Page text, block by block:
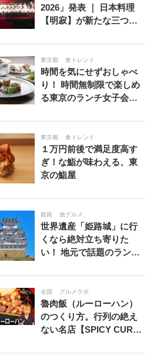
2026」発表 ｜ 日本料理
【明寂】が新たな三つ…
東京都 食トレンド
時間を気にせずおしゃべ
り！ 時間無制限で楽しめ
る東京のランチ女子会…
東京都 食トレンド
１万円前後で満足度高す
ぎ！な鮨が味わえる、東
京の鮨屋
姫路 旅グルメ
世界遺産「姫路城」に行
くなら絶対立ち寄りた
い！ 地元で話題のラン…
全国 グルメラボ
魯肉飯（ルーローハン）
のつくり方。行列の絶え
ない名店【SPICY CUR…